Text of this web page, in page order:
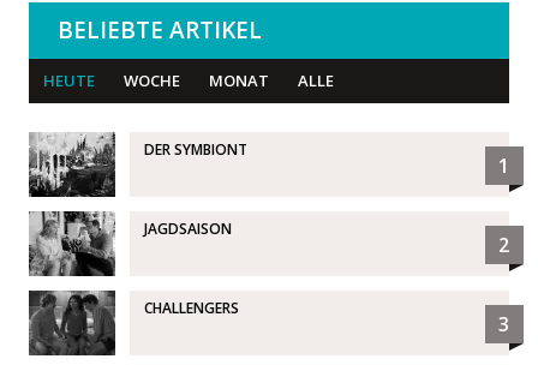
BELIEBTE ARTIKEL
HEUTE WOCHE MONAT ALLE
DER SYMBIONT
1
JAGDSAISON
2
CHALLENGERS
3